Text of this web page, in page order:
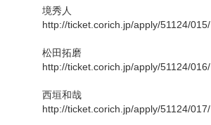
境秀人
http://ticket.corich.jp/apply/51124/015/
松田拓磨
http://ticket.corich.jp/apply/51124/016/
西垣和哉
http://ticket.corich.jp/apply/51124/017/